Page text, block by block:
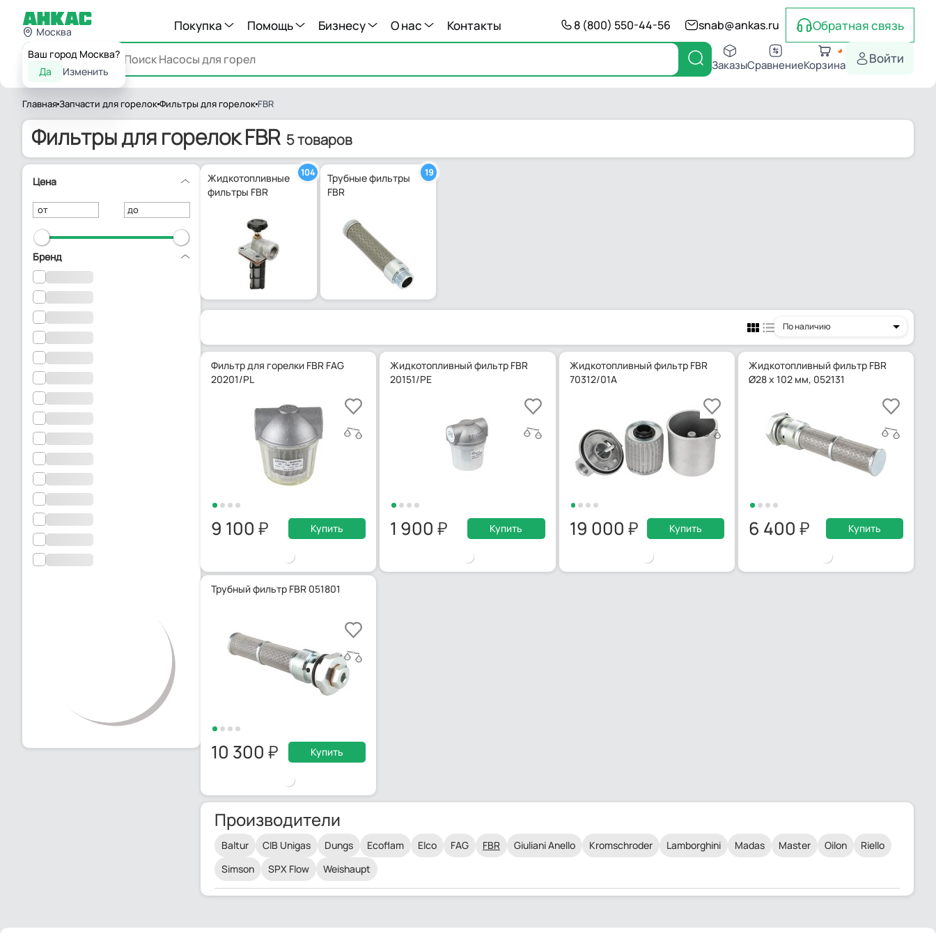
Москва
Ваш город Москва?
Да
Изменить
Покупка Помощь Бизнесу О нас Контакты 8 (800) 550-44-56 snab@ankas.ru Обратная связь
Каталог ЗаказыСравнениеКорзина Войти
ГлавнаяЗапчасти для горелокФильтры для горелок FBR
Фильтры для горелок FBR 5 товаров
Цена
от до
Бренд
Жидкотопливные
фильтры FBR
104
Трубные фильтры
FBR
19
По наличию
Фильтр для горелки FBR FAG
20201/PL
9 100 Купить
Жидкотопливный фильтр FBR
20151/PE
1 900 Купить
Жидкотопливный фильтр FBR
70312/01A
19 000 Купить
Жидкотопливный фильтр FBR
Ø28 x 102 мм, 052131
6 400 Купить
Трубный фильтр FBR 051801
10 300 Купить
Производители
Baltur CIB Unigas Dungs Ecoflam Elco FAG FBR Giuliani Anello Kromschroder Lamborghini Madas Master Oilon
Riello
Simson
SPX Flow Weishaupt